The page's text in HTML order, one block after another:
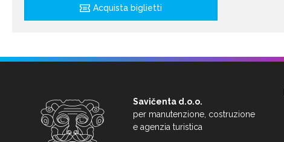
Acquista biglietti
Savičenta d.o.o.
per manutenzione, costruzione
e agenzia turistica